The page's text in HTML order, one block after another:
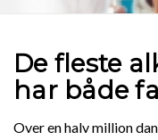
De fleste
har både
Over en halv million